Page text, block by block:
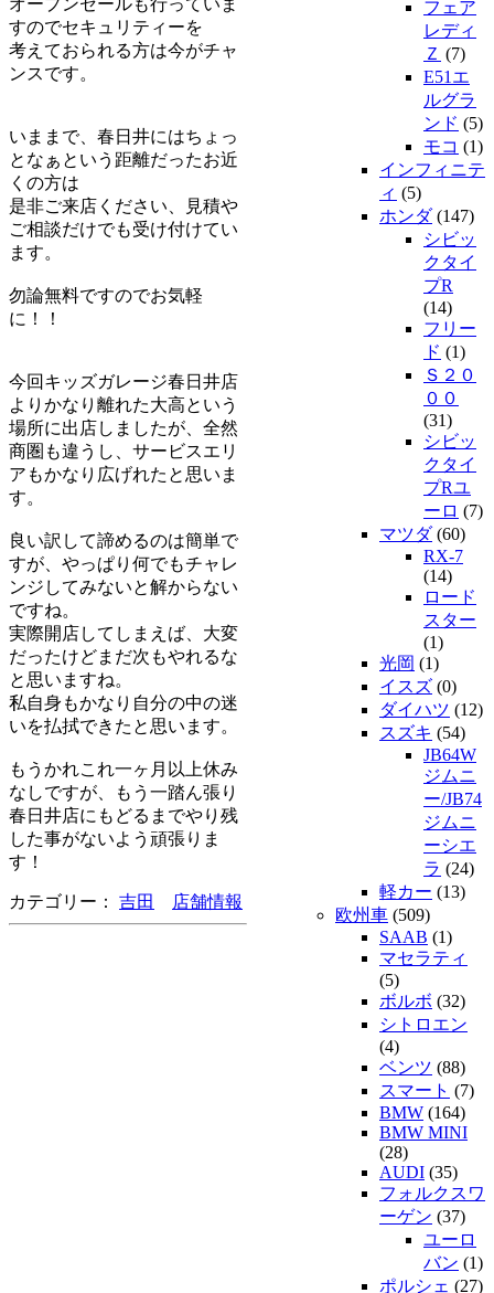
すのでセキュリティーを
考えておられる方は今がチャ
ンスです。
いままで、春日井にはちょっ
となぁという距離だったお近
くの方は
是非ご来店ください、見積や
ご相談だけでも受け付けてい
ます。
勿論無料ですのでお気軽
に！！
今回キッズガレージ春日井店
よりかなり離れた大高という
場所に出店しましたが、全然
商圏も違うし、サービスエリ
アもかなり広げれたと思いま
す。
良い訳して諦めるのは簡単で
すが、やっぱり何でもチャレ
ンジしてみないと解からない
ですね。
実際開店してしまえば、大変
だったけどまだ次もやれるな
と思いますね。
私自身もかなり自分の中の迷
いを払拭できたと思います。
もうかれこれ一ヶ月以上休み
なしですが、もう一踏ん張り
春日井店にもどるまでやり残
した事がないよう頑張りま
す！
カテゴリー： 吉田 店舗情報
フェア
レディ
Ｚ (7)
E51エ
ルグラ
ンド (5)
モコ (1)
インフィニテ
ィ (5)
ホンダ(147)
シビッ
クタイ
プR
(14)
フリー
ド (1)
Ｓ２０
００
(31)
シビッ
クタイ
プRユ
ーロ (7)
マツダ(60)
RX-7
(14)
ロード
スター
(1)
光岡 (1)
イスズ (0)
ダイハツ (12)
スズキ (54)
JB64W
ジムニ
ー/JB74
ジムニ
ーシエ
ラ (24)
軽カー (13)
欧州車 (509)
SAAB (1)
マセラティ
(5)
ボルボ (32)
シトロエン
(4)
ベンツ (88)
スマート (7)
BMW (164)
BMW MINI
(28)
AUDI (35)
フォルクスワ
ーゲン (37)
ユーロ
バン (1)
ポルシェ (27)